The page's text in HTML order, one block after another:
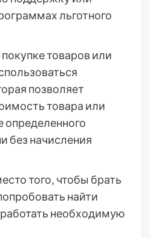
льготного
товаров или
позволяет
товара или
определенного
без начисления
того‚ чтобы брать
найти
необходимую